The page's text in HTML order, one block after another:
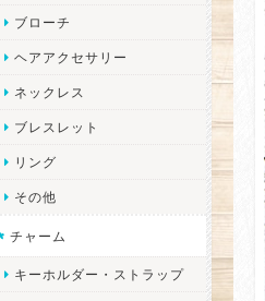
ブローチ
ヘアアクセサリー
ネックレス
ブレスレット
リング
その他
チャーム
キーホルダー・ストラップ